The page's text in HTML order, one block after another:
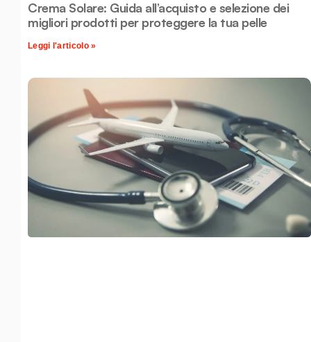
Crema Solare: Guida all’acquisto e selezione dei
migliori prodotti per proteggere la tua pelle
Leggi l'articolo »